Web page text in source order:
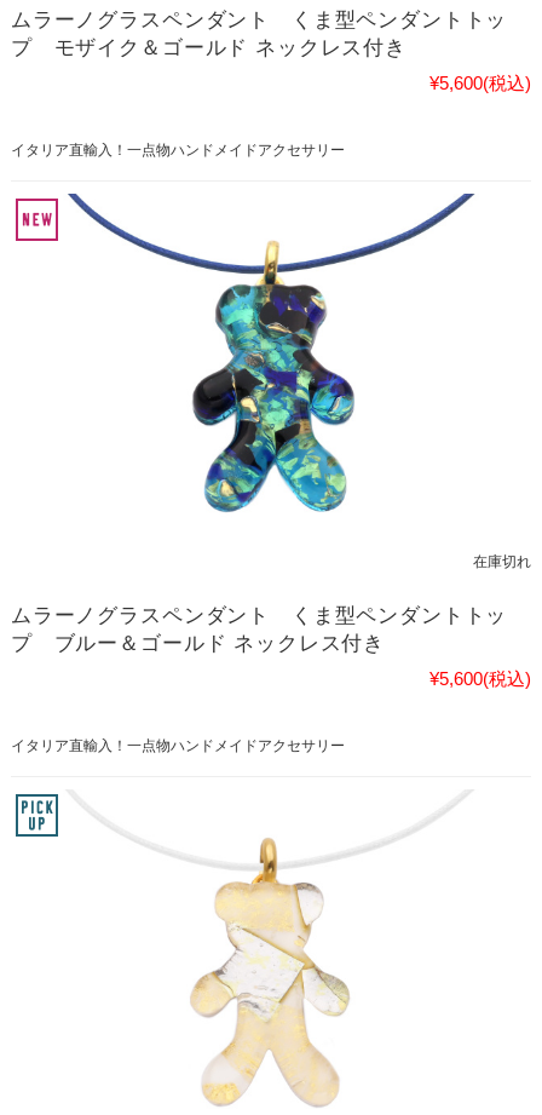
ムラーノグラスペンダント くま型ペンダントトッ
プ モザイク＆ゴールド ネックレス付き
¥5,600(税込)
イタリア直輸入！一点物ハンドメイドアクセサリー
在庫切れ
ムラーノグラスペンダント くま型ペンダントトッ
プ ブルー＆ゴールド ネックレス付き
¥5,600(税込)
イタリア直輸入！一点物ハンドメイドアクセサリー